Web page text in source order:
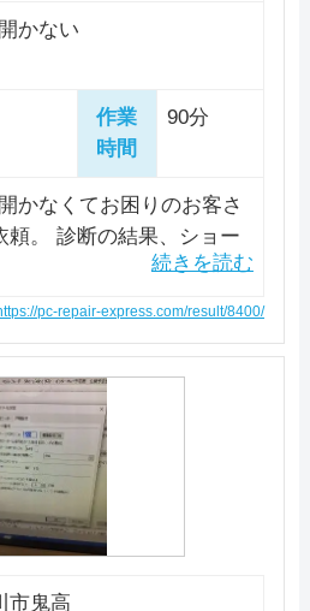
・機種のパソコンでも修理
てたりカスタマイズしたパ
可能です。 作業スタッフ
協会の資格を取得している
ーマークならびにISMSの
認証を取得しており、情
あることが第三者機関によ
ので、安心してお任せでき
メニューを見る
サイトを見る
・お問い合わせ
引用元：NetService
でしょうか。一番お問い合
関しては最短15分から修
。 あらゆるメーカーのパ
、Windowsのパソコンだけ
理にも非常に力を入れてい
タを保護しながら作業し
ンが故障してしまう前の状
へ返送してもらえます。
メニューを見る
サイトを見る
・お問い合わせ
940-940
コントラブルの修理か
パソコンに 詳しくない方
ソコンライフのすべての
です。 Windowsはもちろ
しています。 市川市内に
、周辺だと船橋市に「千葉
。土日も営業していますの
ない方もパソコンの修理を
2日～1週間程度で修理が
原因や故障内容によって
ケースもあります。 支払
クレジットカードにも対応
ア
を見る
サイトを見る
・お問い合わせ
321-6225
詳細は公式HPでご確認ください。
引用元：
有限会社 相沢総合研究所
かない
作業
時間
90分
かなくてお困りのお客さ
頼。 診断の結果、ショー
らexeファイルまでアイコ
ー制御がかかってる状態
ました。 プログラム互換
ルシューティング ツール
トカットキーの作り直し
Officeの修復作業を実
が正常に開くことと、使
いことを確認し、作業完
た。
pc-repair-express.com/result/8400/
市鬼高